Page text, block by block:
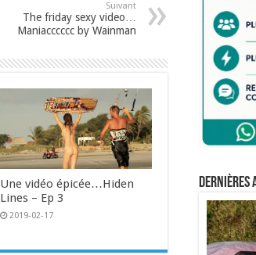
Suivant
The friday sexy video…
Maniacccccc by Wainman
Une vidéo épicée…Hiden
Lines – Ep 3
2019-02-17
Dernières